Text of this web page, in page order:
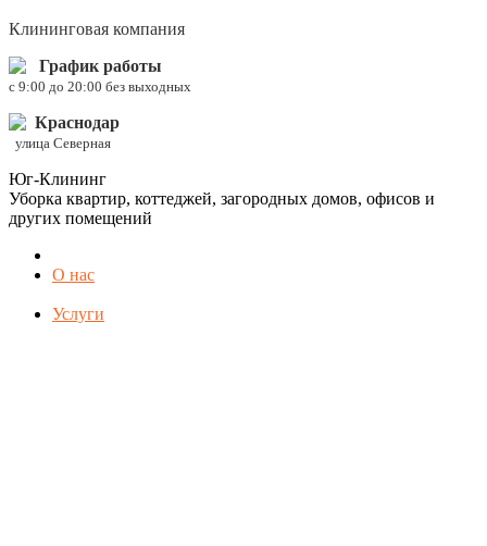
Клининговая компания
График работы
c 9:00 до 20:00 без выходных
Краснодар
улица Северная
Юг-Клининг
Уборка квартир, коттеджей, загородных домов, офисов и
других помещений
О нас
Услуги